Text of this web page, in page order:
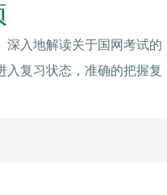
深入地解读关于国网考试的
入复习状态，准确的把握复